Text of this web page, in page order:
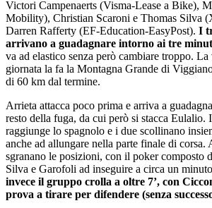
Victori Campenaerts (Visma-Lease a Bike),
Mobility), Christian Scaroni e Thomas Silva
Darren Rafferty (EF-Education-EasyPost). I
arrivano a guadagnare intorno ai tre
va ad elastico senza però cambiare troppo.
giornata la fa la Montagna Grande di
di 60 km dal termine.
Arrieta attacca poco prima e arriva a
resto della fuga, da cui però si stacca Eulalio.
raggiunge lo spagnolo e i due scollinano
anche ad allungare nella parte finale di corsa.
sgranano le posizioni, con il poker composto
Silva e Garofoli ad inseguire a circa un
invece il gruppo crolla a oltre 7’, con
prova a tirare per difendere (senza